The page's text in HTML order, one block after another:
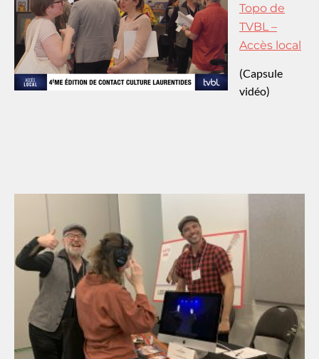
Topo de
TVBL –
Accès local
(Capsule
vidéo)